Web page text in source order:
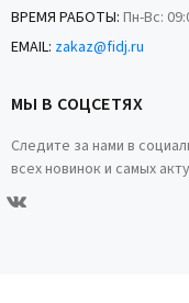
ВРЕМЯ РАБОТЫ: Пн-Вс:
EMAIL: zakaz@fidj.ru
МЫ В СОЦСЕТЯХ
Следите за нами в
всех новинок и самых